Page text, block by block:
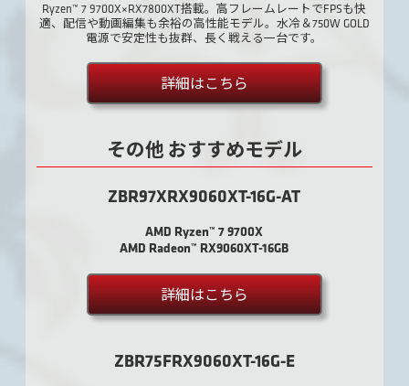
Ryzen™ 7 9700X×RX7800XT搭載。高フレームレートでFPSも快
適、配信や動画編集も余裕の高性能モデル。水冷＆750W GOLD
電源で安定性も抜群、長く戦える一台です。
詳細はこちら
その他 おすすめモデル
ZBR97XRX9060XT-16G-AT
AMD Ryzen™ 7 9700X
AMD Radeon™ RX9060XT-16GB
詳細はこちら
ZBR75FRX9060XT-16G-E